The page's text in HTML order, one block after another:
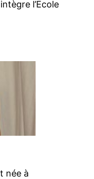
l’Ecole
née à